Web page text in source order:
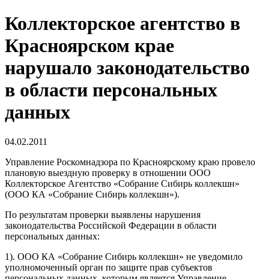
Коллекторское агентство в
Красноярском крае
нарушало законодательство
в области персональных
данных
04.02.2011
Управление Роскомнадзора по Красноярскому краю провело
плановую выездную проверку в отношении ООО
Коллекторское Агентство «Собрание Сибирь коллекшн»
(ООО КА «Собрание Сибирь коллекшн»).
По результатам проверки выявлены нарушения
законодательства Российской Федерации в области
персональных данных:
1). ООО КА «Собрание Сибирь коллекшн» не уведомило
уполномоченный орган по защите прав субъектов